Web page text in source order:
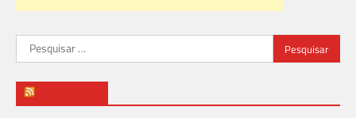
Pesquisar
por: